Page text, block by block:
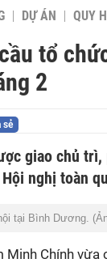
DỰ ÁN QUY
tổ
2
sẻ
giao chủ
nghị toàn
tại Bình Dương.
Minh Chính